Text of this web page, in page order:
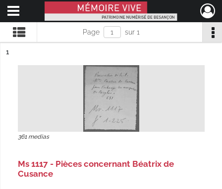
Mémoire Vive patrimoine numérisé de Besançon
Ouvrir le menu déroulant
Page sur 1
n°
1
361 medias
Ms 1117 - Pièces concernant Béatrix de
Cusance